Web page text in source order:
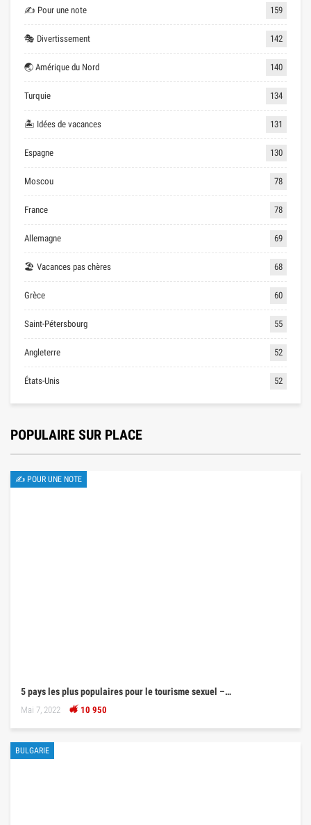
✍ Pour une note 159
🎭 Divertissement 142
🌏 Amérique du Nord 140
Turquie 134
🏝 Idées de vacances 131
Espagne 130
Moscou 78
France 78
Allemagne 69
🏖 Vacances pas chères 68
Grèce 60
Saint-Pétersbourg 55
Angleterre 52
États-Unis 52
POPULAIRE SUR PLACE
✍ POUR UNE NOTE
5 pays les plus populaires pour le tourisme sexuel –…
Mai 7, 2022 10 950
BULGARIE